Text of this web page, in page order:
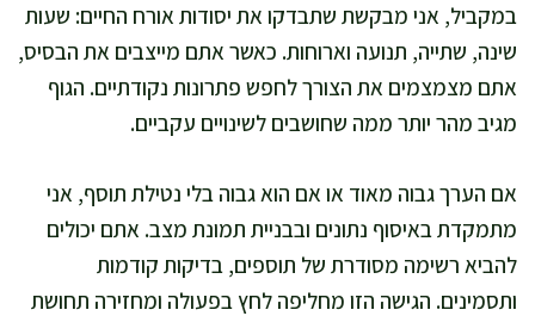
במקביל, אני מבקשת שתבדקו את יסודות אורח החיים: שעות
שינה, שתייה, תנועה וארוחות. כאשר אתם מייצבים את הבסיס,
אתם מצמצמים את הצורך לחפש פתרונות נקודתיים. הגוף
מגיב מהר יותר ממה שחושבים לשינויים עקביים.
אם הערך גבוה מאוד או אם הוא גבוה בלי נטילת תוסף, אני
מתמקדת באיסוף נתונים ובבניית תמונת מצב. אתם יכולים
להביא רשימה מסודרת של תוספים, בדיקות קודמות
ותסמינים. הגישה הזו מחליפה לחץ בפעולה ומחזירה תחושת